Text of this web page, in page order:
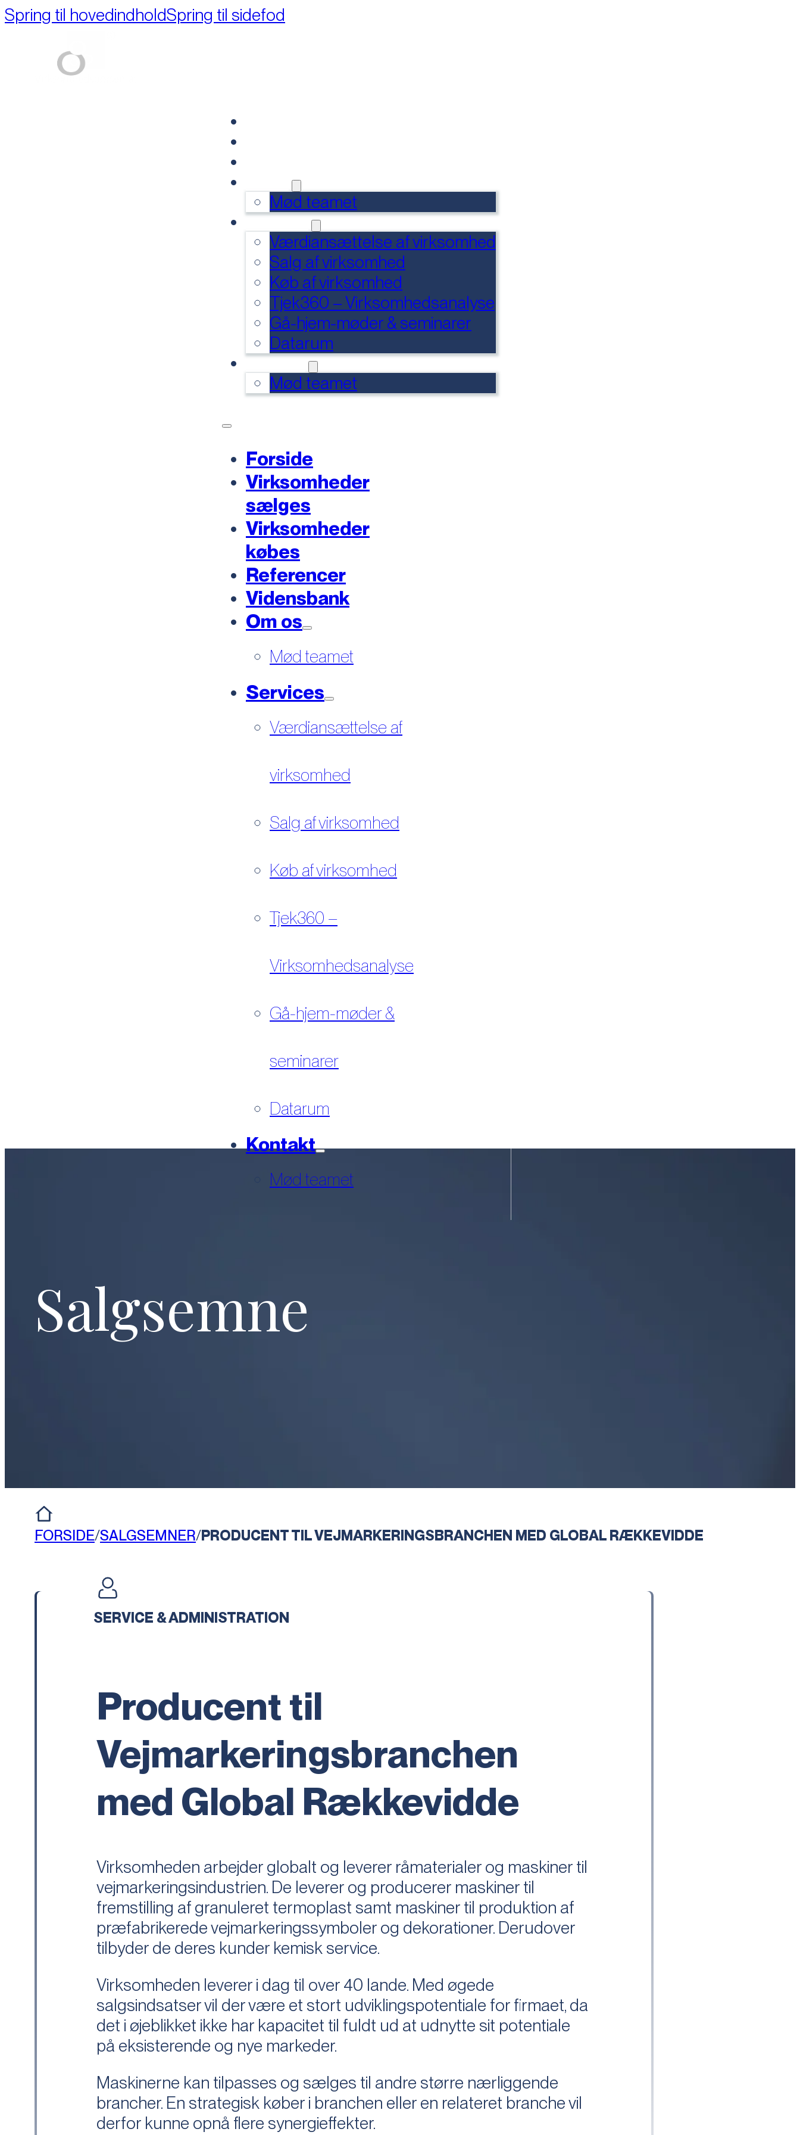
Spring til hovedindholdSpring til sidefod
Mød teamet
Værdiansættelse af virksomhed
Salg af virksomhed
Køb af virksomhed
Tjek360 – Virksomhedsanalyse
Gå-hjem-møder & seminarer
Datarum
Mød teamet
Forside
Virksomheder
sælges
Virksomheder
købes
Referencer
Vidensbank
Om os
Mød teamet
Services
Værdiansættelse af
virksomhed
Salg af virksomhed
Køb af virksomhed
Tjek360 –
Virksomhedsanalyse
Gå-hjem-møder &
seminarer
Datarum
Kontakt
Mød teamet
Salgsemne
FORSIDE/SALGSEMNER/PRODUCENT TIL VEJMARKERINGSBRANCHEN MED GLOBAL RÆKKEVIDDE
SERVICE & ADMINISTRATION
Producent til
Vejmarkeringsbranchen
med Global Rækkevidde
Virksomheden arbejder globalt og leverer råmaterialer og maskiner til
vejmarkeringsindustrien. De leverer og producerer maskiner til
fremstilling af granuleret termoplast samt maskiner til produktion af
præfabrikerede vejmarkeringssymboler og dekorationer. Derudover
tilbyder de deres kunder kemisk service.
Virksomheden leverer i dag til over 40 lande. Med øgede
salgsindsatser vil der være et stort udviklingspotentiale for firmaet, da
det i øjeblikket ikke har kapacitet til fuldt ud at udnytte sit potentiale
på eksisterende og nye markeder.
Maskinerne kan tilpasses og sælges til andre større nærliggende
brancher. En strategisk køber i branchen eller en relateret branche vil
derfor kunne opnå flere synergieffekter.